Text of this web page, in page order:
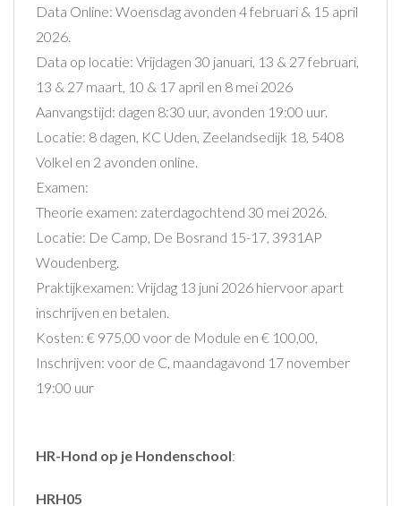
Data Online: Woensdag avonden 4 februari & 15 april
2026.
Data op locatie: Vrijdagen 30 januari, 13 & 27 februari,
13 & 27 maart, 10 & 17 april en 8 mei 2026
Aanvangstijd: dagen 8:30 uur, avonden 19:00 uur.
Locatie: 8 dagen, KC Uden, Zeelandsedijk 18, 5408
Volkel en 2 avonden online.
Examen:
Theorie examen: zaterdagochtend 30 mei 2026.
Locatie: De Camp, De Bosrand 15-17, 3931AP
Woudenberg.
Praktijkexamen: Vrijdag 13 juni 2026 hiervoor apart
inschrijven en betalen.
Kosten: € 975,00 voor de Module en € 100,00,
Inschrijven: voor de C, maandagavond 17 november
19:00 uur
HR-Hond op je Hondenschool:
HRH05